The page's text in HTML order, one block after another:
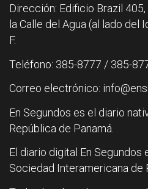
Dirección: Edificio Brazil
la Calle del Agua (al lado del
F.
Teléfono: 385-8777 / 385-
Correo electrónico:
En Segundos es el diario
República de Panamá.
El diario digital En Segundos
Sociedad Interamericana de